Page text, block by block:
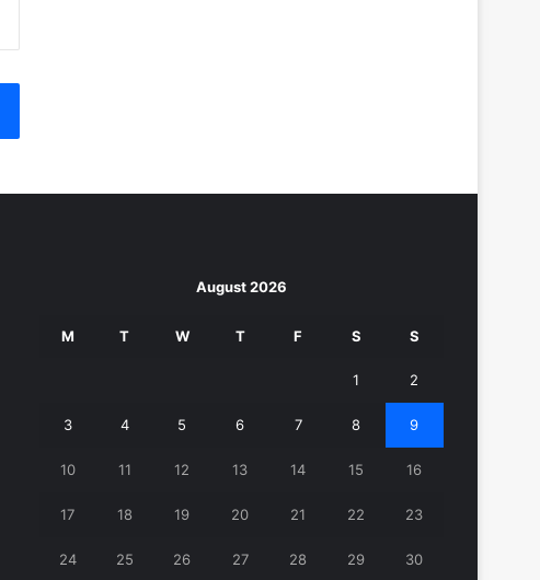
August 2026
M T W T F S S
1 2
3 4 5 6 7 8 9
10 11 12 13 14 15 16
17 18 19 20 21 22 23
24 25 26 27 28 29 30